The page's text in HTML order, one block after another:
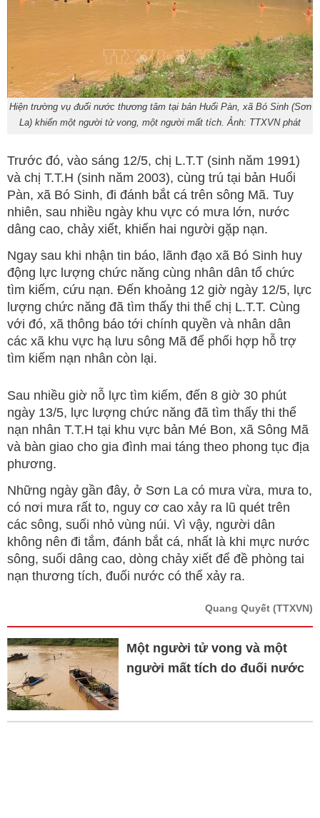
Hiện trường vụ đuối nước thương tâm tại bản Huổi Pàn, xã Bó Sinh (Sơn
La) khiến một người tử vong, một người mất tích. Ảnh: TTXVN phát
Trước đó, vào sáng 12/5, chị L.T.T (sinh năm 1991)
và chị T.T.H (sinh năm 2003), cùng trú tại bản Huổi
Pàn, xã Bó Sinh, đi đánh bắt cá trên sông Mã. Tuy
nhiên, sau nhiều ngày khu vực có mưa lớn, nước
dâng cao, chảy xiết, khiến hai người gặp nạn.
Ngay sau khi nhận tin báo, lãnh đạo xã Bó Sinh huy
động lực lượng chức năng cùng nhân dân tổ chức
tìm kiếm, cứu nạn. Đến khoảng 12 giờ ngày 12/5, lực
lượng chức năng đã tìm thấy thi thể chị L.T.T. Cùng
với đó, xã thông báo tới chính quyền và nhân dân
các xã khu vực hạ lưu sông Mã để phối hợp hỗ trợ
tìm kiếm nạn nhân còn lại.
Sau nhiều giờ nỗ lực tìm kiếm, đến 8 giờ 30 phút
ngày 13/5, lực lượng chức năng đã tìm thấy thi thể
nạn nhân T.T.H tại khu vực bản Mé Bon, xã Sông Mã
và bàn giao cho gia đình mai táng theo phong tục địa
phương.
Những ngày gần đây, ở Sơn La có mưa vừa, mưa to,
có nơi mưa rất to, nguy cơ cao xảy ra lũ quét trên
các sông, suối nhỏ vùng núi. Vì vậy, người dân
không nên đi tắm, đánh bắt cá, nhất là khi mực nước
sông, suối dâng cao, dòng chảy xiết để đề phòng tai
nạn thương tích, đuối nước có thể xảy ra.
Quang Quyết (TTXVN)
Một người tử vong và một
người mất tích do đuối nước